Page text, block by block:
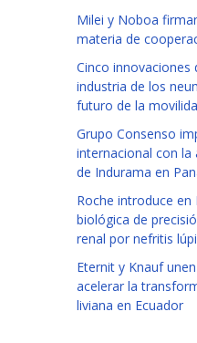
Milei y Noboa
materia de
Cinco
industria de los
futuro de la
Grupo Consenso
internacional con la
de Indurama en
Roche introduce en
biológica de
renal por nefritis
Eternit y Knauf
acelerar la
liviana en Ecuador